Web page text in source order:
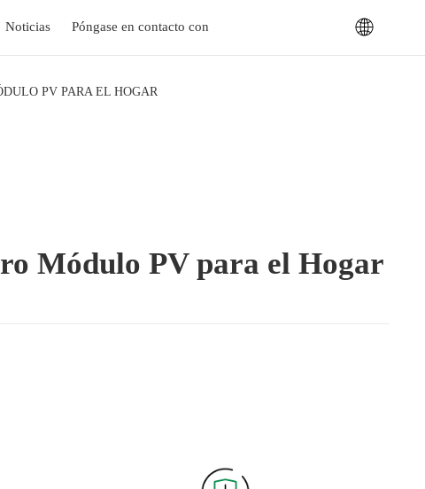
Noticias Póngase en contacto con
PV PARA EL HOGAR
Módulo PV para el Hogar